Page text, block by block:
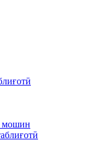
мошин